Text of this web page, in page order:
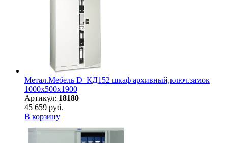
Метал.Мебель D_КД152 шкаф архивный,ключ.замок
1000х500х1900
Артикул: 18180
45 659 руб.
В корзину